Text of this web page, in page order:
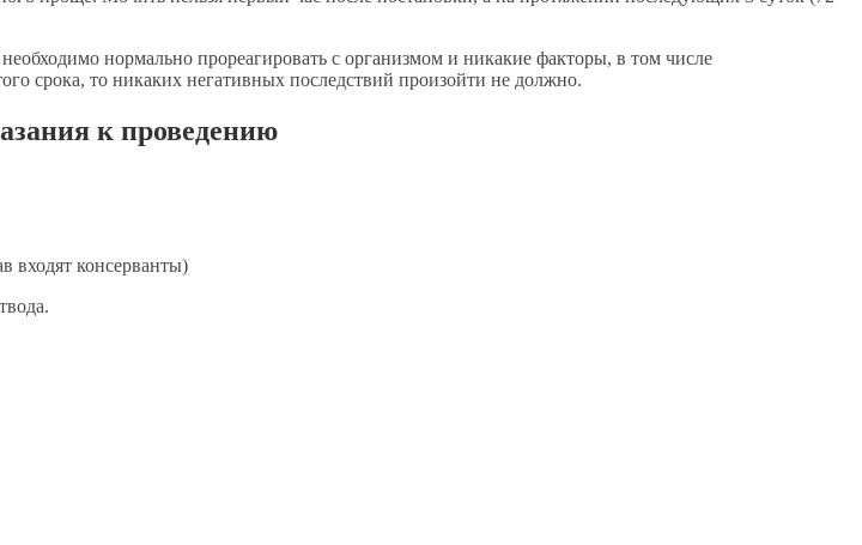
нормально прореагировать с организмом и никакие факторы, в том числе
срока, то никаких негативных последствий произойти не должно.
к проведению
входят консерванты)